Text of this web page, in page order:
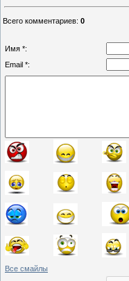
Всего комментариев: 0
Имя *:
Email *:
Все смайлы